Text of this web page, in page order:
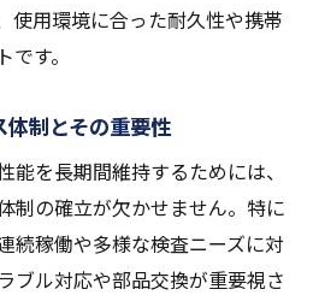
使用環境に合った耐久性や携帯
す。
制とその重要性
能を長期間維持するためには、
制の確立が欠かせません。特に
続稼働や多様な検査ニーズに対
ブル対応や部品交換が重要視さ